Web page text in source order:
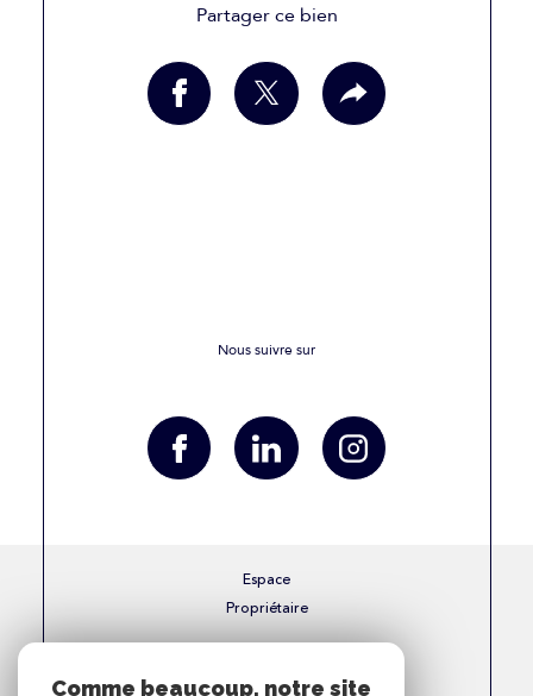
Partager ce bien
Nous suivre sur
Espace
Propriétaire
Comme beaucoup, notre site